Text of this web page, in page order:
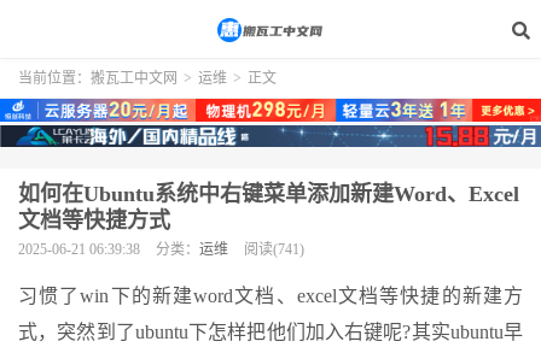
当前位置： 搬瓦工中文网 > 运维 > 正文
如何在Ubuntu系统中右键菜单添加新建Word、Excel
文档等快捷方式
2025-06-21 06:39:38 分类： 运维 阅读(741)
习惯了win下的新建word文档、excel文档等快捷的新建方
式，突然到了ubuntu下怎样把他们加入右键呢?其实ubuntu早